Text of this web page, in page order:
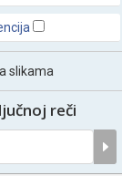
slikama
reči